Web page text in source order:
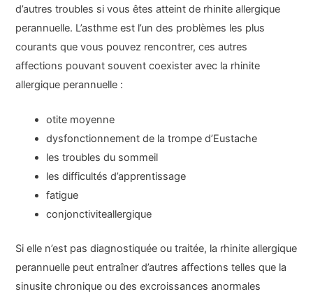
d’autres troubles si vous êtes atteint de rhinite allergique
perannuelle. L’asthme est l’un des problèmes les plus
courants que vous pouvez rencontrer, ces autres
affections pouvant souvent coexister avec la rhinite
allergique perannuelle :
otite moyenne
dysfonctionnement de la trompe d’Eustache
les troubles du sommeil
les difficultés d’apprentissage
fatigue
conjonctiviteallergique
Si elle n’est pas diagnostiquée ou traitée, la rhinite allergique
perannuelle peut entraîner d’autres affections telles que la
sinusite chronique ou des excroissances anormales